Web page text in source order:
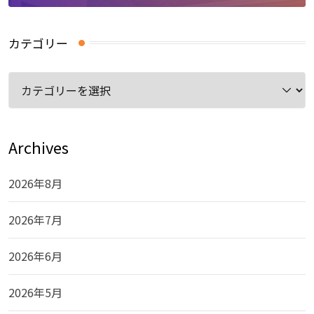
カテゴリー
リ
ー
Archives
2026年8月
2026年7月
2026年6月
2026年5月